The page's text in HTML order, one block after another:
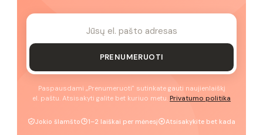
PRENUMERUOTI
Paspausdami „Prenumeruoti" sutinkate gauti naujienlaiškį
el. paštu. Atsisakyti galite bet kuriuo metu. Privatumo politika
Jokio šlamšto 1–2 laiškai per mėnesį Atsisakykite bet kada